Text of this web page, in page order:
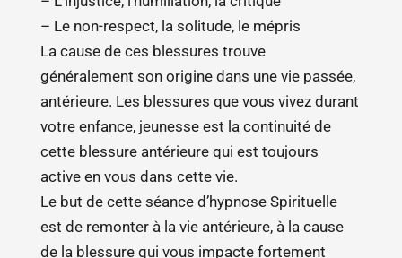
– Le non-respect, la solitude, le mépris
La cause de ces blessures trouve
généralement son origine dans une vie passée,
antérieure. Les blessures que vous vivez durant
votre enfance, jeunesse est la continuité de
cette blessure antérieure qui est toujours
active en vous dans cette vie.
Le but de cette séance d’hypnose Spirituelle
est de remonter à la vie antérieure, à la cause
de la blessure qui vous impacte fortement